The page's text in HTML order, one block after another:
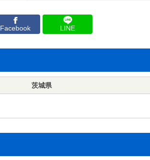
Facebook LINE
茨城県